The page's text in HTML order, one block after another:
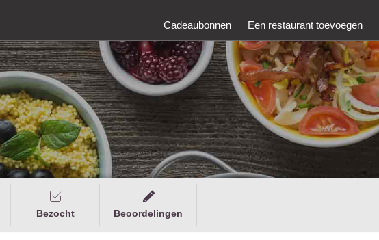
Cadeaubonnen Een restaurant toevoegen
Bezocht Beoordelingen